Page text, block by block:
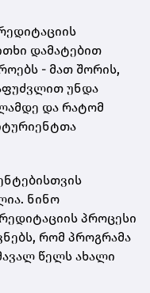
დამატებით
- მათ შორის,
უნდა
და რატომ
ნინო
პროცესი
რომ პროგრამა
წელს ახალი